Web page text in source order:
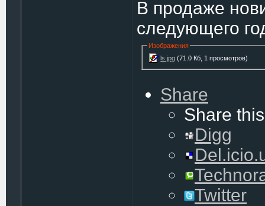
В продаже
следующего
Изображения
ls.jpg (71.0 Кб, 1 просмотров)
Share
Share
Digg
Twitter